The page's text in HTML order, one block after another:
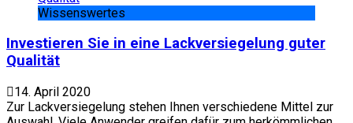
Wissenswertes
Investieren Sie in eine Lackversiegelung guter
Qualität
14. April 2020
Zur Lackversiegelung stehen Ihnen verschiedene Mittel zur